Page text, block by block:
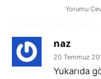
Yorumu
naz
20 Temmuz
Yukarıda